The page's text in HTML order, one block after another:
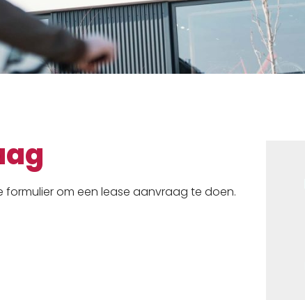
formulier om een lease aanvraag te doen.